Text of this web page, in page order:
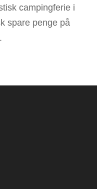
campingferie i
spare penge på